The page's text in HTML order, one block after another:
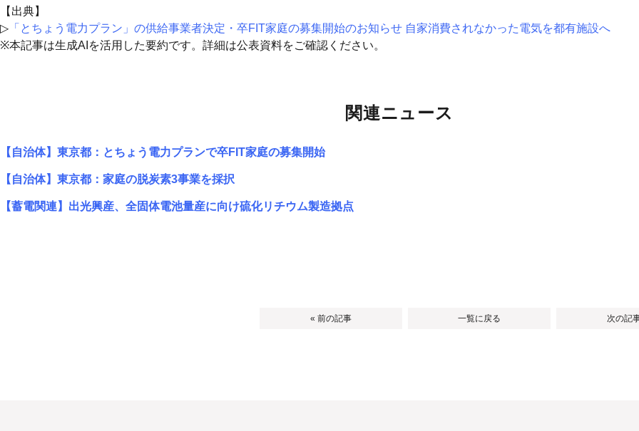
【出典】
▷ 「とちょう電力プラン」の供給事業者決定・卒FIT家庭の募集開始のお知らせ 自家消費されなかった電気を都有施設へ
※本記事は生成AIを活用した要約です。詳細は公表資料をご確認ください。
関連ニュース
【自治体】東京都：とちょう電力プランで卒FIT家庭の募集開始
【自治体】東京都：家庭の脱炭素3事業を採択
【蓄電関連】出光興産、全固体電池量産に向け硫化リチウム製造拠点
« 前の記事 一覧に戻る 次の記